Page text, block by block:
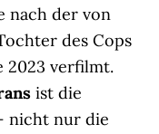
nach der von
des Cops
2023 verfilmt.
ist die
nicht nur die